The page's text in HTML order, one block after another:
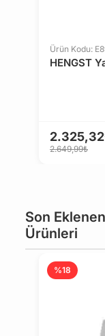
LANDINI
SETRA
TEMSA
Ürün Kodu:
HENGST
2.649,99₺
Son Eklenen
Ürünleri
%18